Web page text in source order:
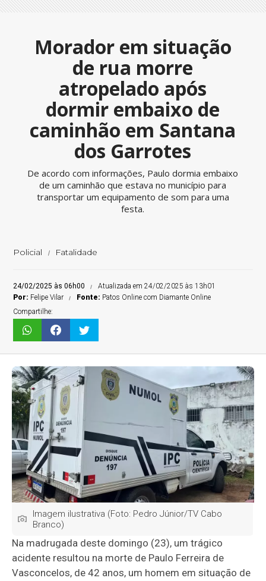
Morador em situação
de rua morre
atropelado após
dormir embaixo de
caminhão em Santana
dos Garrotes
De acordo com informações, Paulo dormia embaixo
de um caminhão que estava no município para
transportar um equipamento de som para uma
festa.
Policial Fatalidade
24/02/2025 às 06h00
Atualizada em 24/02/2025 às 13h01
Por: Felipe Vilar Fonte: Patos Online com Diamante Online
Compartilhe:
Imagem ilustrativa (Foto: Pedro Júnior/TV Cabo
Branco)
Na madrugada deste domingo (23), um trágico
acidente resultou na morte de Paulo Ferreira de
Vasconcelos, de 42 anos, um homem em situação de